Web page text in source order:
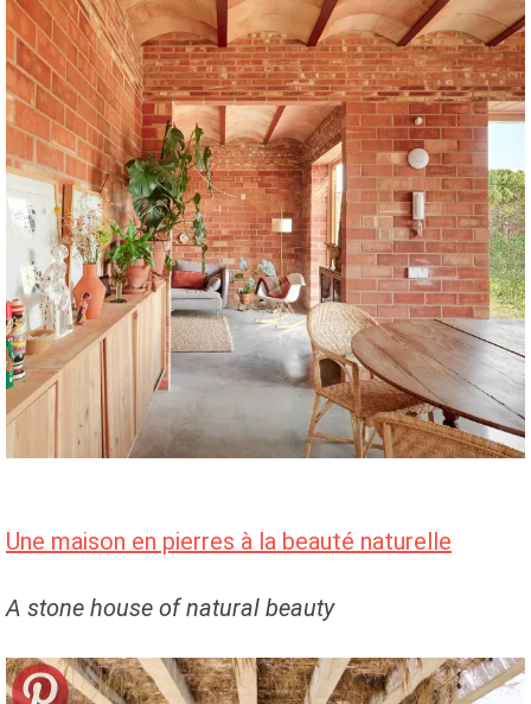
Une maison en pierres à la beauté naturelle
A stone house of natural beauty